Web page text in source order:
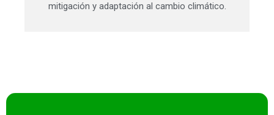
mitigación y adaptación al cambio climático.